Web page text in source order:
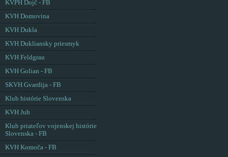
KVPH Dojč - FB
KVH Domovina
KVH Dukla
KVH Dukliansky priesmyk
KVH Feldgrau
KVH Golian - FB
SKVH Gvardija - FB
Klub histórie Slovenska
KVH Juh
Klub priateľov vojenskej histórie
Slovenska - FB
KVH Komoča - FB